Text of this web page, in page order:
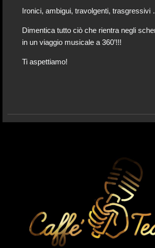
Ironici, ambigui, travolgenti,
Dimentica tutto ciò che rientra negli
in un viaggio musicale a 360’!!!
Ti aspettiamo!